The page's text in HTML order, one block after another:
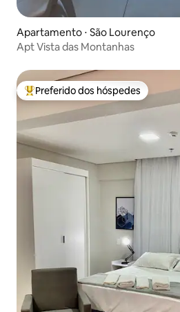
Apartamento ⋅ São Lourenço
Apt Vista das Montanhas
Entre os melhores preferidos dos
Preferido dos hóspedes